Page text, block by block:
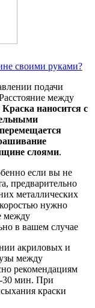
своими руками?
подачи
между
Краска наносится с
слоями.
если вы не
предварительно
металлических
нужно
между
в вашем случае
акриловых и
между
рекомендациям
30 мин. При
краски